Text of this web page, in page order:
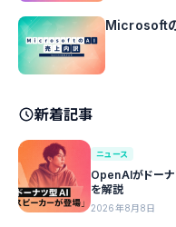
Microsoft
新着記事
ニュース
OpenAIがドー
を解説
2026年8月8日